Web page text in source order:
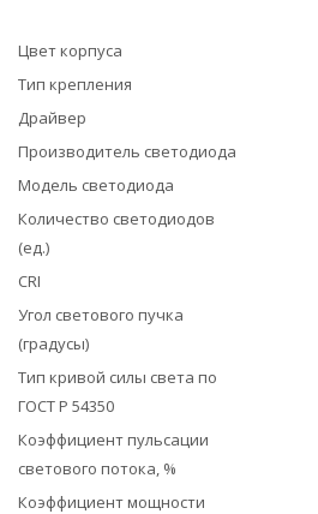
Цвет корпуса
Тип крепления
Драйвер
Производитель светодиода
Модель светодиода
Количество светодиодов
(ед.)
CRI
Угол светового пучка
(градусы)
Тип кривой силы света по
ГОСТ Р 54350
Коэффициент пульсации
светового потока, %
Коэффициент мощности